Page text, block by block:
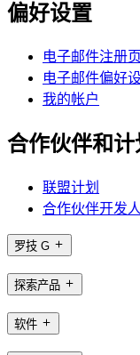
偏好设置
电子邮件注册
电子邮件偏好
我的帐户
合作伙伴和计
联盟计划
合作伙伴开发
罗技 G
探索产品
软件